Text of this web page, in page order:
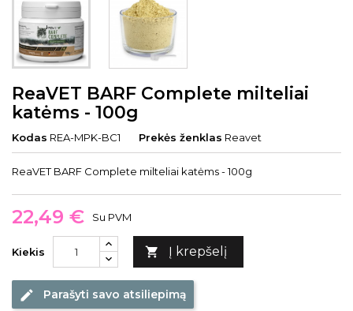
ReaVET BARF Complete milteliai
katėms - 100g
Kodas REA-MPK-BC1 Prekės ženklas Reavet
ReaVET BARF Complete milteliai katėms - 100g
22,49 € Su PVM
Kiekis  Į krepšelį
edit Parašyti savo atsiliepimą